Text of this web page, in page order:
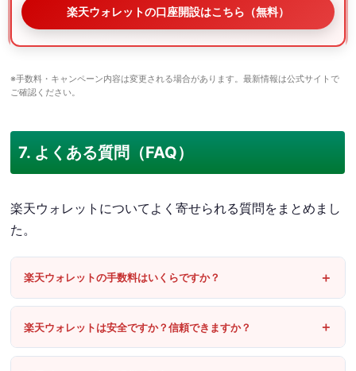
楽天ウォレットの口座開設はこちら（無料）
※手数料・キャンペーン内容は変更される場合があります。最新情報は公式サイトで
ご確認ください。
7. よくある質問（FAQ）
楽天ウォレットについてよく寄せられる質問をまとめまし
た。
楽天ウォレットの手数料はいくらですか？
楽天ウォレットは安全ですか？信頼できますか？